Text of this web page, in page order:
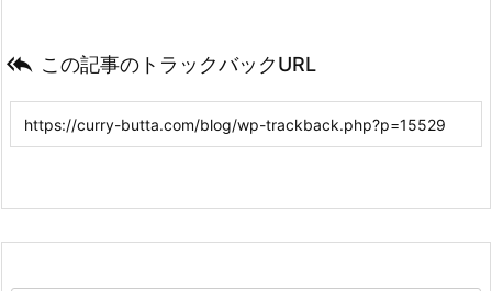
 この記事のトラックバックURL